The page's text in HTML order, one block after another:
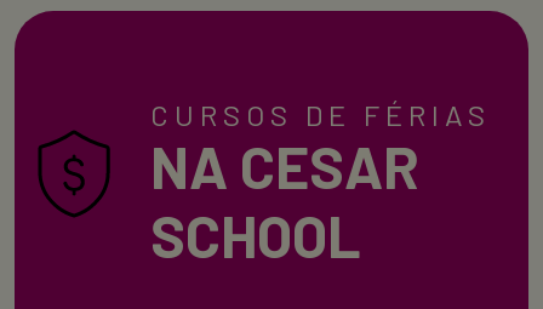
CURSOS DE FÉRIAS
NA CESAR
SCHOOL